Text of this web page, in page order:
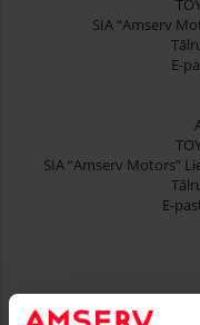
SIA “Amserv
E-
SIA “Amserv Motors”
E-